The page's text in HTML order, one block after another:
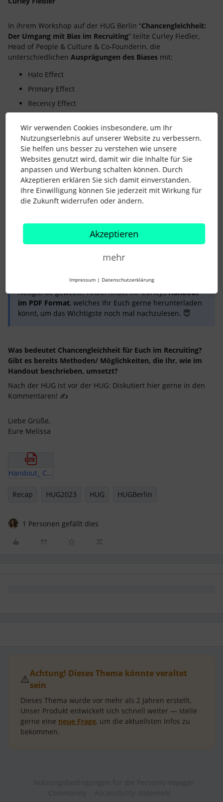
In ihrem Workshop auf der HUG Berlin “Chancengleichheit:
Der Umgang mit Bias im Recruiting” teilte Curley Fiedler,
Head of People & Culture & Co-Founderin, die
unterschiedlichen Ausprägungen des Biases mit:
Halo Effect
Primary Effect
Recency Effect
Sympathy Bias
Selective Perception Effect
In ihrem Workshop hatten die Teilnehmenden außerdem die
Möglichkeit aninteraktiven Aufgabenteilzunehmen, die sich
folgenden Fragestellungen widmeten:
💪 Welche Methoden oder Möglichkeiten gibt es, dem
Unconscious Bias im Recruiting entgegenzuwirken bzw. ihn
Neugierde geweckt? Anbei findet Ihr CurleysHandout
im PDF Format, welches Ihr Euch gerne herunterladen
könnt, um das Wichtigste noch mal nachzulesen. 😇
Was bedeutet Chancengleichheit für Euch im Recruiting?
Gibt es bereits Methoden/ Möglichkeiten, die Ihr, wie im
Handout beschrieben, umsetzt?
Nach der HUG ist vor der HUG: Diskutiert hier gerne in den
Kommentaren! ✍️
Liebe Grüße,
Eure Melissa
Handout_ Chancengleichheit_ Der Umgang mit Bias im Recruiting.pdf
Recap HUG2023 HUG HUGBerlin
1 Personen gefällt dies
⚠️Achtung! Dieses Thema könnte veraltet
sein
Dieses Thema wurde vor mehr als 2 Jahren erstellt.
Unser Produkt entwickelt sich schnell weiter — stelle
gerne eine neue Frage, um die aktuellsten Infos zu
bekommen.
Wir verwenden Cookies insbesondere, um Ihr
Nutzungserlebnis auf unserer Website zu verbessern.
Sie helfen uns besser zu verstehen wie unsere
Websites genutzt wird, damit wir die Inhalte für Sie
anpassen und Werbung schalten können. Durch
Akzeptieren erklären Sie sich damit einverstanden.
Ihre Einwilligung können Sie jederzeit mit Wirkung für
die Zukunft widerrufen oder ändern.
Akzeptieren
mehr
Impressum | Datenschutzerklärung